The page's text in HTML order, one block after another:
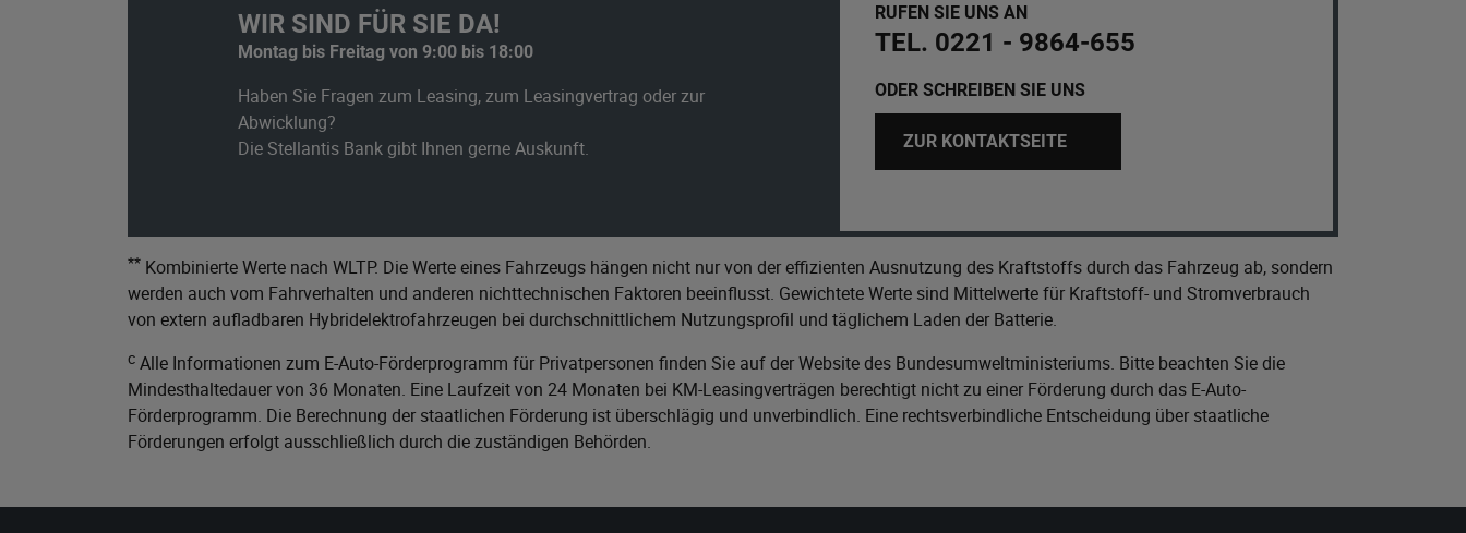
WIR SIND FÜR SIE DA!
Montag bis Freitag von 9:00 bis 18:00
Haben Sie Fragen zum Leasing, zum Leasingvertrag oder zur
Abwicklung?
Die Stellantis Bank gibt Ihnen gerne Auskunft.
RUFEN SIE UNS AN
TEL. 0221 - 9864-655
ODER SCHREIBEN SIE UNS
ZUR KONTAKTSEITE
** Kombinierte Werte nach WLTP. Die Werte eines Fahrzeugs hängen nicht nur von der effizienten Ausnutzung des Kraftstoffs durch das Fahrzeug ab, sondern
werden auch vom Fahrverhalten und anderen nichttechnischen Faktoren beeinflusst. Gewichtete Werte sind Mittelwerte für Kraftstoff- und Stromverbrauch
von extern aufladbaren Hybridelektrofahrzeugen bei durchschnittlichem Nutzungsprofil und täglichem Laden der Batterie.
c Alle Informationen zum E-Auto-Förderprogramm für Privatpersonen finden Sie auf der Website des Bundesumweltministeriums. Bitte beachten Sie die
Mindesthaltedauer von 36 Monaten. Eine Laufzeit von 24 Monaten bei KM-Leasingverträgen berechtigt nicht zu einer Förderung durch das E-Auto-
Förderprogramm. Die Berechnung der staatlichen Förderung ist überschlägig und unverbindlich. Eine rechtsverbindliche Entscheidung über staatliche
Förderungen erfolgt ausschließlich durch die zuständigen Behörden.